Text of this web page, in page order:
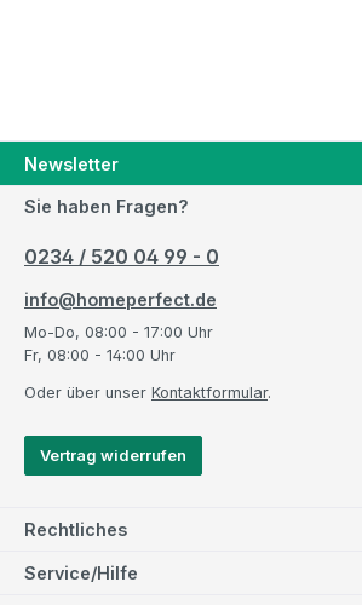
Newsletter
Sie haben Fragen?
0234 / 520 04 99 - 0
info@homeperfect.de
Mo-Do, 08:00 - 17:00 Uhr
Fr, 08:00 - 14:00 Uhr
Oder über unser Kontaktformular.
Vertrag widerrufen
Rechtliches
Service/Hilfe